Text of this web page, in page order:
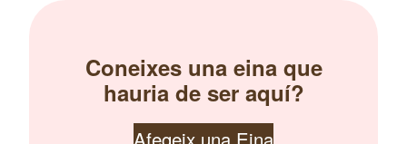
Coneixes una eina que
hauria de ser aquí?